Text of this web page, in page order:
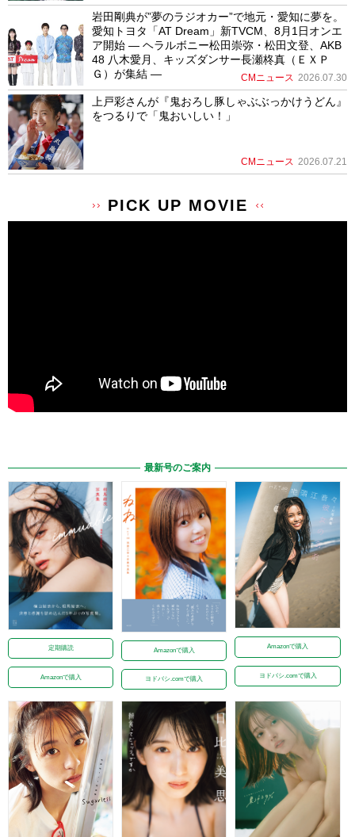
岩田剛典が”夢のラジオカー”で地元・愛知に夢を。
愛知トヨタ「AT Dream」新TVCM、8月1日オンエ
ア開始 ― ヘラルボニー松田崇弥・松田文登、AKB
48 八木愛月、キッズダンサー長瀬柊真（ＥＸＰ
Ｇ）が集結 ―
CMニュース 2026.07.30
上戸彩さんが『鬼おろし豚しゃぶぶっかけうどん』
をつるりで「鬼おいしい！」
CMニュース 2026.07.21
PICK UP MOVIE
最新号のご案内
定期購読
Amazonで購入
Amazonで購入
ヨドバシ.comで購入
Amazonで購入
ヨドバシ.comで購入